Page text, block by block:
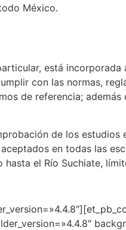
México.
está
con las normas,
de referencia;
de los
en todas las
el Río Suchiate,